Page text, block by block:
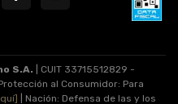
S.A. | CUIT 33715512829 -
al Consumidor: Para
| Nación: Defensa de las y los